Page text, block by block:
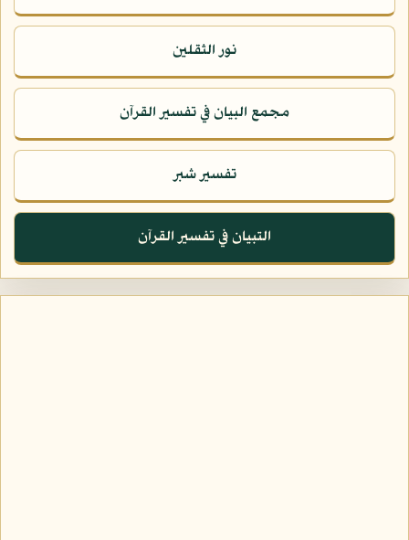
نور الثقلين
مجمع البيان في تفسير القرآن
تفسير شبر
التبيان في تفسير القرآن